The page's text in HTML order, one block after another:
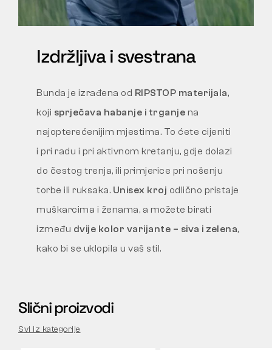
Izdržljiva i svestrana
Bunda je izrađena od RIPSTOP materijala,
koji sprječava habanje i trganje na
najopterećenijim mjestima. To ćete cijeniti
i pri radu i pri aktivnom kretanju, gdje dolazi
do čestog trenja, ili primjerice pri nošenju
torbe ili ruksaka. Unisex kroj odlično pristaje
muškarcima i ženama, a možete birati
između dvije kolor varijante – siva i zelena,
kako bi se uklopila u vaš stil.
Slični proizvodi
Svi iz kategorije